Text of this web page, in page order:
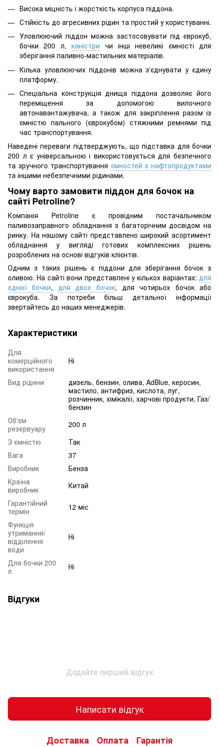
Висока міцність і жорсткість корпуса піддона.
Стійкість до агресивних рідин та простий у користуванні.
Уловлюючий піддон можна застосовувати під єврокуб,
бочки 200 л,каністри чи інші невеликі ємності для
зберігання паливно-мастильних матеріалів.
Кілька уловлюючих піддонів можна з'єднувати у єдину
платформу.
Спеціальна конструкція днища піддона дозволяє його
переміщення за допомогою вилочного
автонавантажувача, а також для закріплення разом із
ємністю пального (єврокубом) стяжними ремнями під
час транспортування.
Наведені переваги підтверджують, що підставка для бочки
200 л є універсальною і використовується для безпечного
та зручного транспортування ємностей з нафтопродуктами
та іншими небезпечними рідинами.
Чому варто замовити піддон для бочок на
сайті Petroline?
Компанія Petroline є провідним постачальником
паливозаправного обладнання з багаторічним досвідом на
ринку. На нашому сайті представлено широкий асортимент
обладнання у вигляді готових комплексних рішень
розроблених на основі відгуків клієнтів.
Одним з таких рішень є піддони для зберігання бочок з
оливою. На сайті вони представлені у кількох варіантах: для
однієї бочки, для двох бочок, для чотирьох бочок або
єврокуба. За потреби більш детальної інформації
звертайтесь до наших менеджерів.
Характеристики
Для
комерційного
використання
Ні
Вид рідини
дизель, бензин, олива, AdBlue, керосин,
мастило, антифриз, кислота, луг,
розчинник, хімікалії, харчові продукти, Газ/
бензин
Об'єм
резервуару
200 л
З ємністю
Так
Вага
37
Виробник
Бенза
Країна
виробник
Китай
Гарантійний
термін
12 міс
Функція
утримання/
відділення
води
Ні
Для бочки 200
л
Ні
Відгуки
Додайте перший відгук
Написати відгук
Доставка Оплата Гарантія